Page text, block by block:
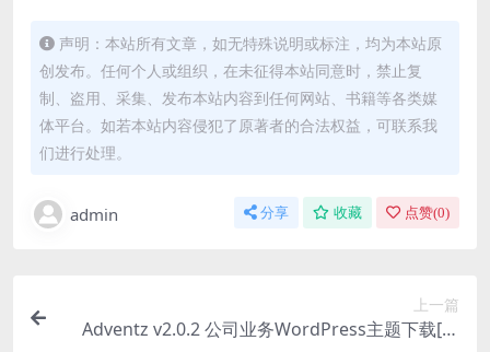
声明：本站所有文章，如无特殊说明或标注，均为本站原
创发布。任何个人或组织，在未征得本站同意时，禁止复
制、盗用、采集、发布本站内容到任何网站、书籍等各类媒
体平台。如若本站内容侵犯了原著者的合法权益，可联系我
们进行处理。
admin 分享 收藏 点赞(0)
上一篇
Adventz v2.0.2 公司业务WordPress主题下载[激